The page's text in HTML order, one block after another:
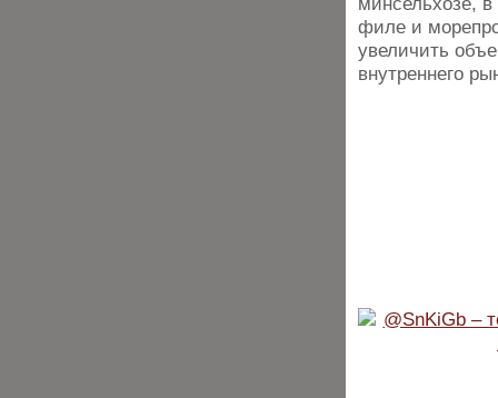
филе и
увеличить
внутреннего